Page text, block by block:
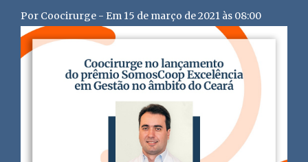
Por Coocirurge - Em 15 de março de 2021 às 08:00